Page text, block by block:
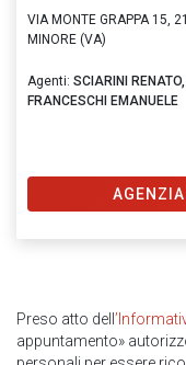
VIA MONTE GRAPPA 15,
MINORE (VA)
Agenti: SCIARINI RENATO,
FRANCESCHI EMANUELE
Preso atto dell
appuntamento»